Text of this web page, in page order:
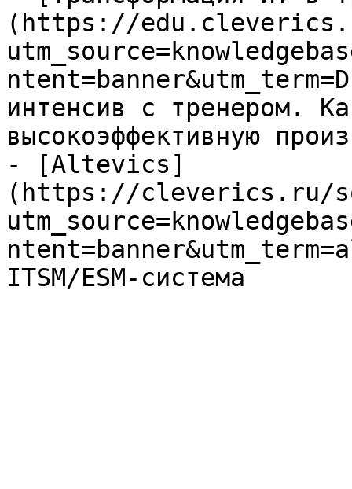
(https://
интенсив с тренером.
высокоэффективную
- [Altevics]
(https://cleverics.ru/
ITSM/ESM-система